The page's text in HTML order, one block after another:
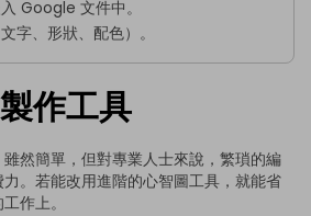
Google 文件中。
字、形狀、配色）。
作工具
然簡單，但對專業人士來說，繁瑣的編
。若能改用進階的心智圖工具，就能省
作上。